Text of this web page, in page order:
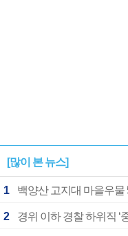
[많이 본 뉴스]
1 백양산 고지대 마을우물
2 경위 이하 경찰 하위직